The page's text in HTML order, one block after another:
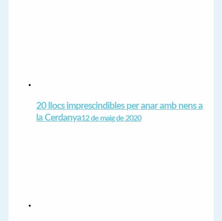
20 llocs imprescindibles per anar amb nens a
la Cerdanya12 de maig de 2020